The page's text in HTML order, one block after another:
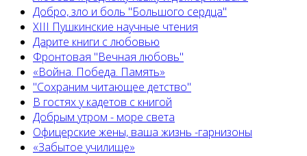
Добро, зло и боль "Большого сердца"
XIII Пушкинские научные чтения
Дарите книги с любовью
Фронтовая "Вечная любовь"
«Война. Победа. Память»
"Сохраним читающее детство"
В гостях у кадетов с книгой
Добрым утром - море света
Офицерские жены, ваша жизнь -гарнизоны
«Забытое училище»